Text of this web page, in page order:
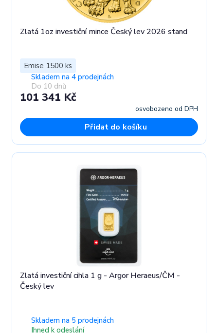
Zlatá 1oz investiční mince Český lev 2026 stand
Emise 1500 ks
Skladem na 4 prodejnách
Do 10 dnů
101 341 Kč
osvobozeno od DPH
Přidat do košíku
Zlatá investiční cihla 1 g - Argor Heraeus/ČM -
Český lev
Skladem na 5 prodejnách
Ihned k odeslání